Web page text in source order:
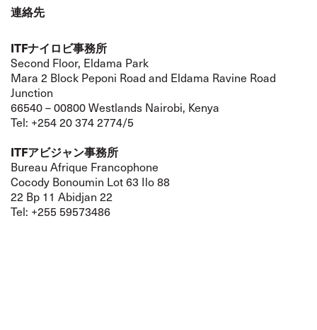
連絡先
ITFナイロビ事務所
Second Floor, Eldama Park
Mara 2 Block Peponi Road and Eldama Ravine Road
Junction
66540 – 00800 Westlands Nairobi, Kenya
Tel: +254 20 374 2774/5
ITFアビジャン事務所
Bureau Afrique Francophone
Cocody Bonoumin Lot 63 Ilo 88
22 Bp 11 Abidjan 22
Tel: +255 59573486